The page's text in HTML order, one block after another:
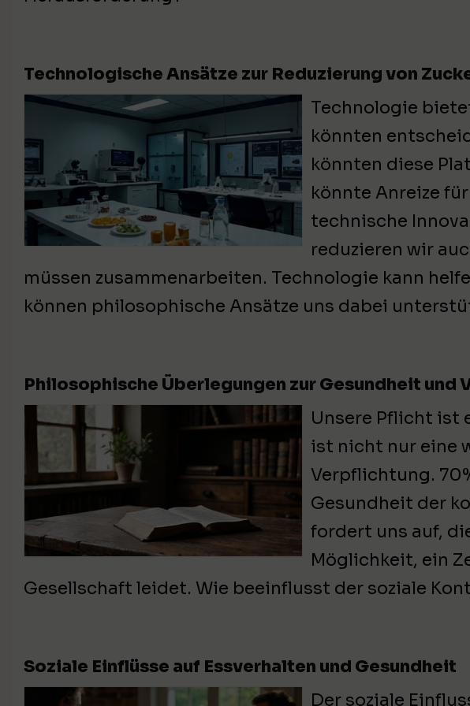
Technologische Ansätze zur Reduzierung von
Technologie
könnten
könnten diese
könnte Anreize
technische
reduzieren wir
müssen zusammenarbeiten. Technologie kann
können philosophische Ansätze uns dabei
Philosophische Überlegungen zur Gesundheit und
Unsere Pflicht ist
ist nicht nur eine
Verpflichtung.
Gesundheit der
fordert uns auf,
Möglichkeit, ein
Gesellschaft leidet. Wie beeinflusst der soziale
Soziale Einflüsse auf Essverhalten und Gesundheit
Der soziale